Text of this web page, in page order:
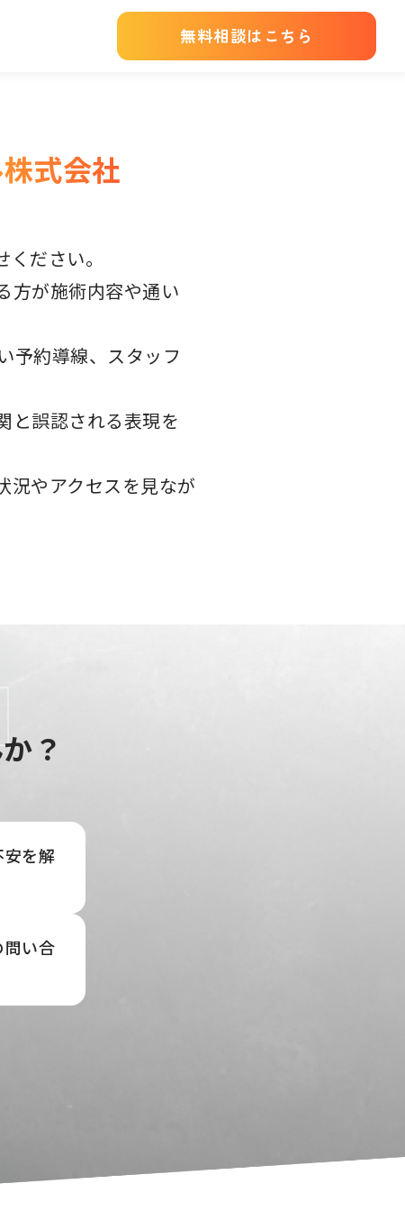
無料相談はこちら
式会社
ださい。
方が施術内容や通い
予約導線、スタッフ
と誤認される表現を
況やアクセスを見なが
？
を解
い合